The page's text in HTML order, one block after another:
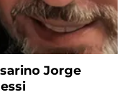
Jorge